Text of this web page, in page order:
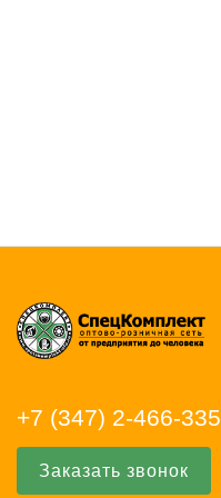
+7 (347) 2-466-335
Заказать звонок